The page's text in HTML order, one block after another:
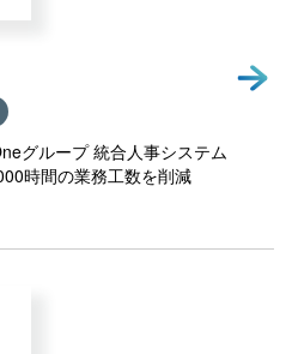
グループ 統合人事システム
時間の業務工数を削減